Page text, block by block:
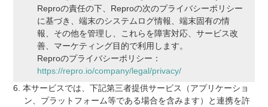
Reproの責任の下、Reproの次のプライバシーポリシー
に基づき、端末のシステムログ情報、端末固有の情
報、その他を管理し、これらを障害対応、サービス改
善、マーケティング目的で利用します。
Reproのプライバシーポリシー：
https://repro.io/company/legal/privacy/
本サービスでは、下記第三者提供サービス（アプリケーショ
ン、プラットフォーム等である場合を含みます）と連携を許